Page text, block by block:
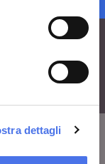
dettagli